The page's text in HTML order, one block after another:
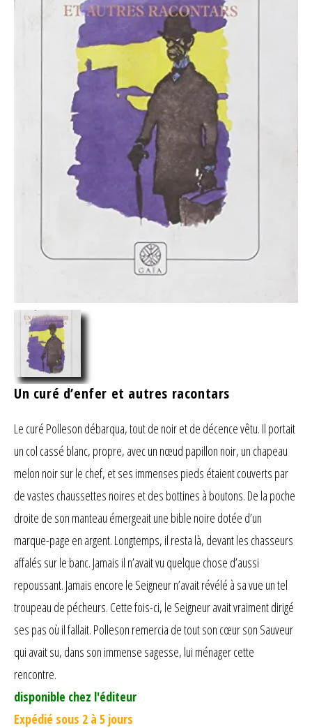
Un curé d’enfer et autres racontars
Le curé Polleson débarqua, tout de noir et de décence vêtu. Il portait
un col cassé blanc, propre, avec un nœud papillon noir, un chapeau
melon noir sur le chef, et ses immenses pieds étaient couverts par
de vastes chaussettes noires et des bottines à boutons. De la poche
droite de son manteau émergeait une bible noire dotée d’un
marque-page en argent. Longtemps, il resta là, devant les chasseurs
affalés sur le banc. Jamais il n’avait vu quelque chose d’aussi
repoussant. Jamais encore le Seigneur n’avait révélé à sa vue un tel
troupeau de pécheurs. Cette fois-ci, le Seigneur avait vraiment dirigé
ses pas où il fallait. Polleson remercia de tout son cœur son Sauveur
qui avait su, dans son immense sagesse, lui ménager cette
rencontre.
disponible chez l'éditeur
Expédié sous 2 à 5 jours